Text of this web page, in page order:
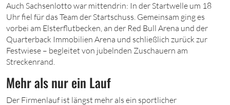
Auch Sachsenlotto war mittendrin: In der Startwelle um 18
Uhr fiel für das Team der Startschuss. Gemeinsam ging es
vorbei am Elsterflutbecken, an der Red Bull Arena und der
Quarterback Immobilien Arena und schließlich zurück zur
Festwiese – begleitet von jubelnden Zuschauern am
Streckenrand.
Mehr als nur ein Lauf
Der Firmenlauf ist längst mehr als ein sportlicher